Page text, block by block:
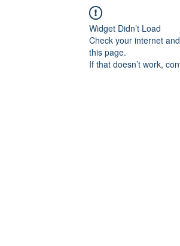
Widget Didn’t Load
Check your internet
this page.
If that doesn’t work,